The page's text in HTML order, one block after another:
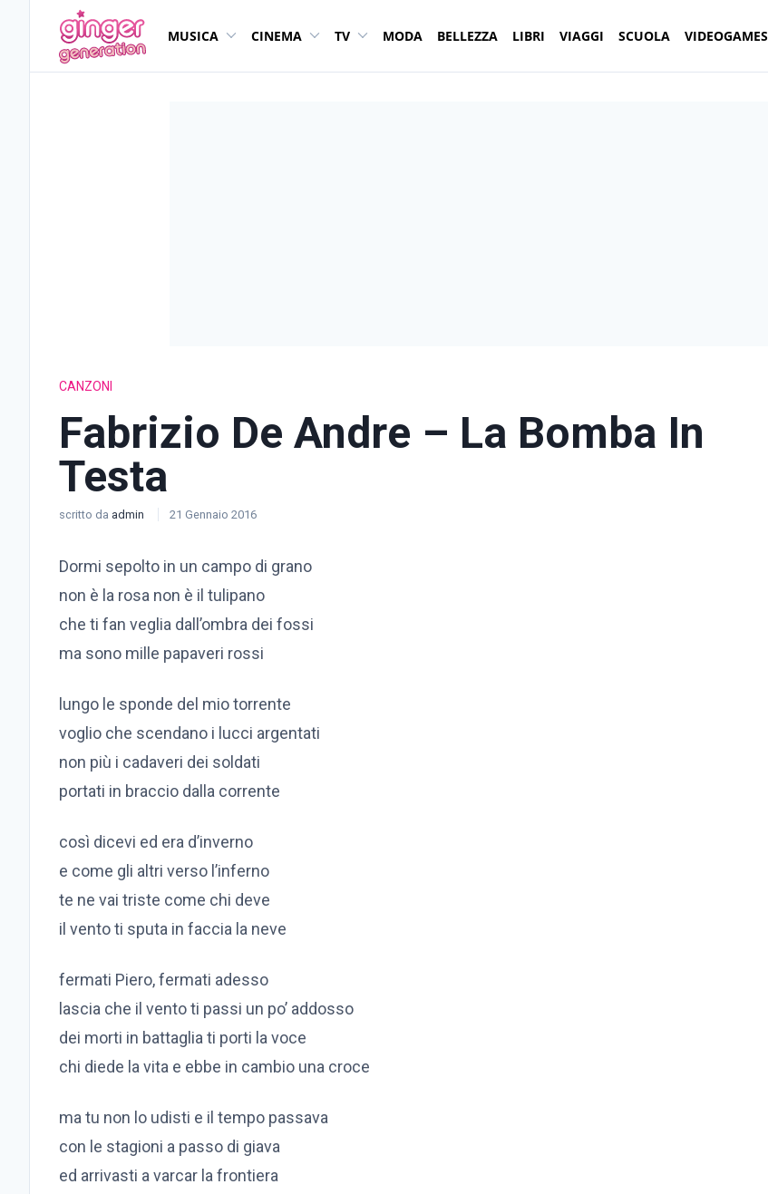
MUSICA CINEMA TV MODA BELLEZZA LIBRI VIAGGI SCUOLA VIDEOGAMES
CANZONI
Fabrizio De Andre – La Bomba In
Testa
scritto da admin 21 Gennaio 2016
Dormi sepolto in un campo di grano
non è la rosa non è il tulipano
che ti fan veglia dall’ombra dei fossi
ma sono mille papaveri rossi
lungo le sponde del mio torrente
voglio che scendano i lucci argentati
non più i cadaveri dei soldati
portati in braccio dalla corrente
così dicevi ed era d’inverno
e come gli altri verso l’inferno
te ne vai triste come chi deve
il vento ti sputa in faccia la neve
fermati Piero, fermati adesso
lascia che il vento ti passi un po’ addosso
dei morti in battaglia ti porti la voce
chi diede la vita e ebbe in cambio una croce
ma tu non lo udisti e il tempo passava
con le stagioni a passo di giava
ed arrivasti a varcar la frontiera